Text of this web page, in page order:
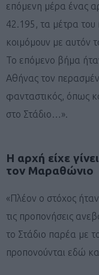
επόμενη μέρα ένας
42.195, τα μέτρα
κοιμόμουν με αυτόν
Το επόμενο βήμα
Αθήνας τον
φανταστικός, όπως
στο Στάδιο…».
Η αρχή είχε
τον Μαραθώνιο
«Πλέον ο στόχος
τις προπονήσεις
το Στάδιο παρέα με
προπονούνται εδώ